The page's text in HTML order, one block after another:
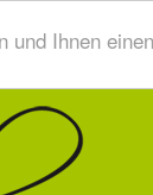
Ihnen